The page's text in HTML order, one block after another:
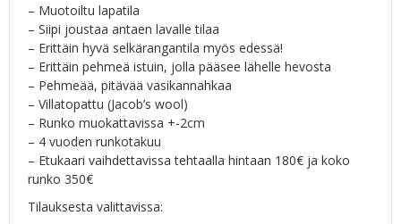
– Muotoiltu lapatila
– Siipi joustaa antaen lavalle tilaa
– Erittäin hyvä selkärangantila myös edessä!
– Erittäin pehmeä istuin, jolla pääsee lähelle hevosta
– Pehmeää, pitävää vasikannahkaa
– Villatopattu (Jacob’s wool)
– Runko muokattavissa +-2cm
– 4 vuoden runkotakuu
– Etukaari vaihdettavissa tehtaalla hintaan 180€ ja koko
runko 350€
Tilauksesta valittavissa: